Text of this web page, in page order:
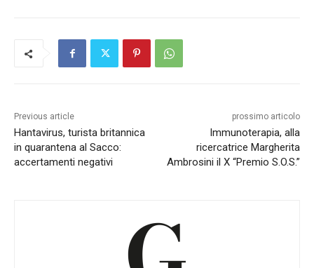
Previous article
Hantavirus, turista britannica
in quarantena al Sacco:
accertamenti negativi
prossimo articolo
Immunoterapia, alla
ricercatrice Margherita
Ambrosini il X “Premio S.O.S.”